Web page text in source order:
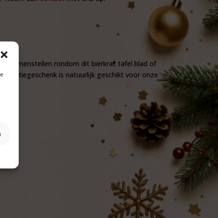
samenstellen rondom dit bierkrat tafel blad of
relatiegeschenk is natuurlijk geschikt voor onze